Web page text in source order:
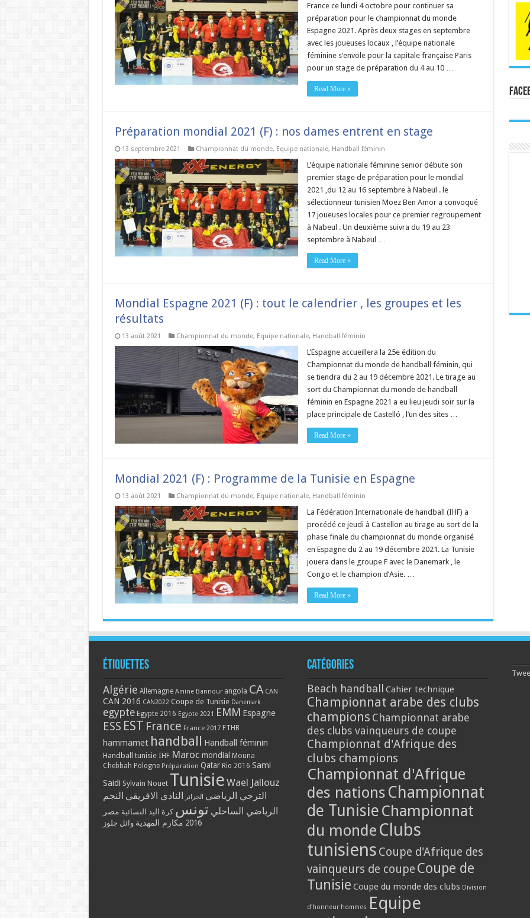
France ce lundi 4 octobre pour continuer sa
préparation pour le championnat du monde
Espagne 2021. Après deux stages en septembre
avec les joueuses locaux , l’équipe nationale
féminine s’envole pour la capitale française Paris
pour un stage de préparation du 4 au 10 …
Read More »
Préparation mondial 2021 (F) : nos dames entrent en stage
13 septembre 2021 Championnat du monde, Equipe nationale, Handball féminin
L’équipe nationale féminine senior débute son
premier stage de préparation pour le mondial
2021 ,du 12 au 16 septembre à Nabeul . le
sélectionneur tunisien Moez Ben Amor a convoqué
17 joueuses locales pour ce premier regroupement
à Nabeul . Un deuxième suivra du 19 au 23
septembre à Nabeul …
Read More »
Mondial Espagne 2021 (F) : tout le calendrier , les groupes et les
résultats
13 août 2021 Championnat du monde, Equipe nationale, Handball féminin
L’Espagne accueillera la 25e édition du
Championnat du monde de handball féminin, qui
se tiendra du 2 au 19 décembre 2021. Le tirage au
sort du Championnat du monde de handball
féminin en Espagne 2021 a eu lieu jeudi soir sur la
place principale de Castelló , l’un des sites …
Read More »
Mondial 2021 (F) : Programme de la Tunisie en Espagne
13 août 2021 Championnat du monde, Equipe nationale, Handball féminin
La Fédération Internationale de handball (IHF) a
procédé ce jeudi à Castellon au tirage au sort de la
phase finale du championnat du monde organisé
en Espagne du 2 au 19 décembre 2021. La Tunisie
jouera dans le groupe F avec le Danemark , le
Congo et le champion d’Asie. …
Read More »
Étiquettes
Algérie Allemagne Amine Bannour angola CA CAN
CAN 2016 CAN2022 Coupe de Tunisie Danemark
egypte Egypte 2016 Egypte 2021 EMM Espagne
ESS EST France France 2017 FTHB
hammamet handball Handball féminin
Handball tunisie IHF Maroc mondial
Mouna
Chebbah Pologne Préparation Qatar Rio 2016 Sami
Saidi Sylvain Nouet Tunisie Wael Jallouz
الترجي الرياضي الجزائر النادي الافريقي النجم
الرياضي الساحلي تونس كرة اليد النسائية مصر
2016 مكارم المهدية وائل جلوز
Catégories
Beach handball Cahier technique
Championnat arabe des clubs
champions Championnat arabe
des clubs vainqueurs de coupe
Championnat d'Afrique des
clubs champions
Championnat d'Afrique
des nations Championnat
de Tunisie Championnat
du monde Clubs
tunisiens Coupe d'Afrique des
vainqueurs de coupe Coupe de
Tunisie Coupe du monde des clubs Division
d'honneur hommes Equipe